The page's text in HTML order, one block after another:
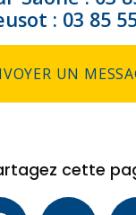
: 03 85
UN
cette
Facebook